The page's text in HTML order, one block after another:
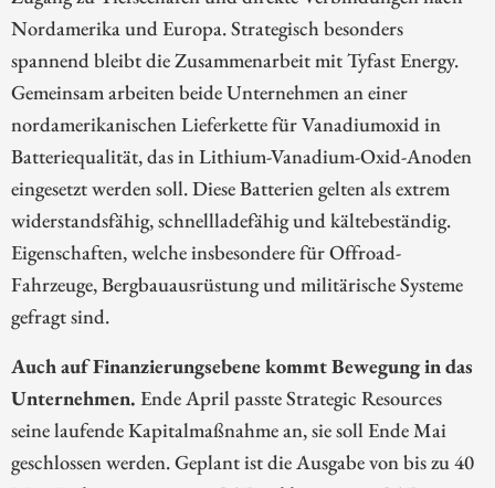
Nordamerika und Europa. Strategisch besonders
spannend bleibt die Zusammenarbeit mit Tyfast Energy.
Gemeinsam arbeiten beide Unternehmen an einer
nordamerikanischen Lieferkette für Vanadiumoxid in
Batteriequalität, das in Lithium-Vanadium-Oxid-Anoden
eingesetzt werden soll. Diese Batterien gelten als extrem
widerstandsfähig, schnellladefähig und kältebeständig.
Eigenschaften, welche insbesondere für Offroad-
Fahrzeuge, Bergbauausrüstung und militärische Systeme
gefragt sind.
Auch auf Finanzierungsebene kommt Bewegung in das
Unternehmen. Ende April passte Strategic Resources
seine laufende Kapitalmaßnahme an, sie soll Ende Mai
geschlossen werden. Geplant ist die Ausgabe von bis zu 40